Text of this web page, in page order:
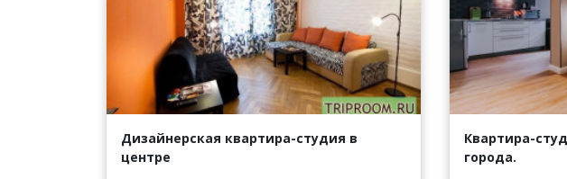
Дизайнерская квартира-студия в
центре
Квартира-
города.